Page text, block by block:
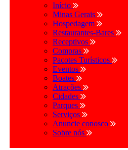
Início
Minas Gerais
Hospedagem
Restaurantes-Bares
Receptivos
Compras
Pacotes Turísticos
Eventos
Boates
Atrações
Cidades
Parques
Serviços
Anuncie conosco
Sobre nós